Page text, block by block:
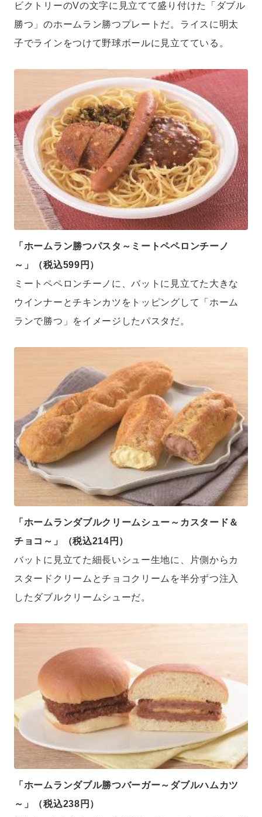
ビクトリーのVの文字に見立てて盛り付けた「ダブル
勝つ」のホームラン勝つプレートだ。ライスに明太
子でラインをつけて野球ボールに見立てている。
「ホームラン勝つパスタ～ミートペペロンチーノ
～」（税込599円）
ミートペペロンチーノに、バットに見立てた大きな
ウインナーとチキンカツをトッピングして「ホーム
ランで勝つ」をイメージしたパスタだ。
「ホームランダブルクリームシュー～カスタード＆
チョコ～」（税込214円）
バットに見立てた細長いシュー生地に、片側からカ
スタードクリームとチョコクリームを半分ずつ注入
したダブルクリームシューだ。
「ホームランダブル勝つバーガー～ダブルハムカツ
～」（税込238円）